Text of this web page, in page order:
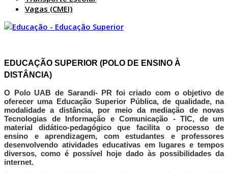
Vagas (CMEI)
EDUCAÇÃO SUPERIOR (POLO DE ENSINO À
DISTÂNCIA)
O Polo UAB de Sarandi- PR foi criado com o objetivo de
oferecer uma Educação Superior Pública, de qualidade, na
modalidade a distância, por meio da mediação de novas
Tecnologias de Informação e Comunicação - TIC, de um
material didático-pedagógico que facilita o processo de
ensino e aprendizagem, com estudantes e professores
desenvolvendo atividades educativas em lugares e tempos
diversos, como é possível hoje dado às possibilidades da
internet.